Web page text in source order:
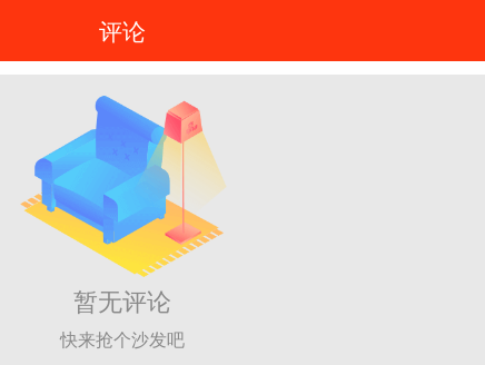
评论
暂无评论
快来抢个沙发吧